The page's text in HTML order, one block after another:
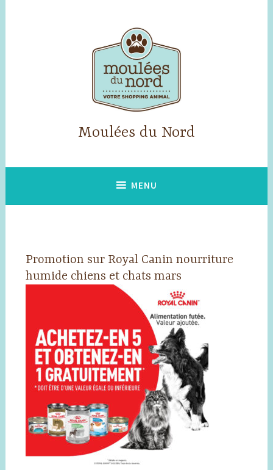
Moulées du Nord
MENU
Promotion sur Royal Canin nourriture
humide chiens et chats mars